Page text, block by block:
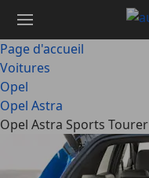
contenu
principal
Page d'accueil
Voitures
Opel
Opel Astra
Opel Astra Sports Tourer